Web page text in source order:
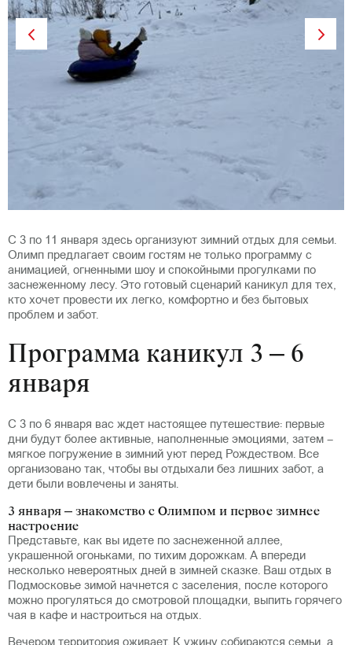
Previous Next
С 3 по 11 января здесь организуют зимний отдых для семьи.
Олимп предлагает своим гостям не только программу с
анимацией, огненными шоу и спокойными прогулками по
заснеженному лесу. Это готовый сценарий каникул для тех,
кто хочет провести их легко, комфортно и без бытовых
проблем и забот.
Программа каникул 3 – 6
января
С 3 по 6 января вас ждет настоящее путешествие: первые
дни будут более активные, наполненные эмоциями, затем –
мягкое погружение в зимний уют перед Рождеством. Все
организовано так, чтобы вы отдыхали без лишних забот, а
дети были вовлечены и заняты.
3 января – знакомство с Олимпом и первое зимнее
настроение
Представьте, как вы идете по заснеженной аллее,
украшенной огоньками, по тихим дорожкам. А впереди
несколько невероятных дней в зимней сказке. Ваш отдых в
Подмосковье зимой начнется с заселения, после которого
можно прогуляться до смотровой площадки, выпить горячего
чая в кафе и настроиться на отдых.